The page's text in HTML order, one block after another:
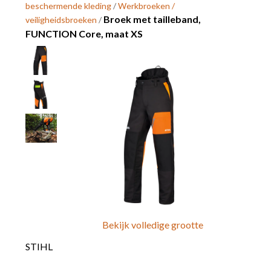
beschermende kleding/Werkbroeken /
veiligheidsbroeken / Broek met tailleband,
FUNCTION Core, maat XS
Bekijk volledige grootte
STIHL